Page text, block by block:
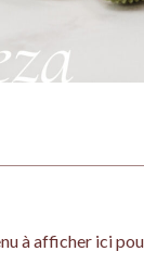
à afficher ici